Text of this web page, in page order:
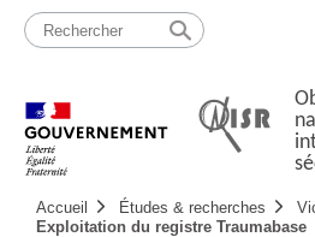
Passer
contenu
principale
Accueil Études & recherches
Exploitation du registre Traumabase